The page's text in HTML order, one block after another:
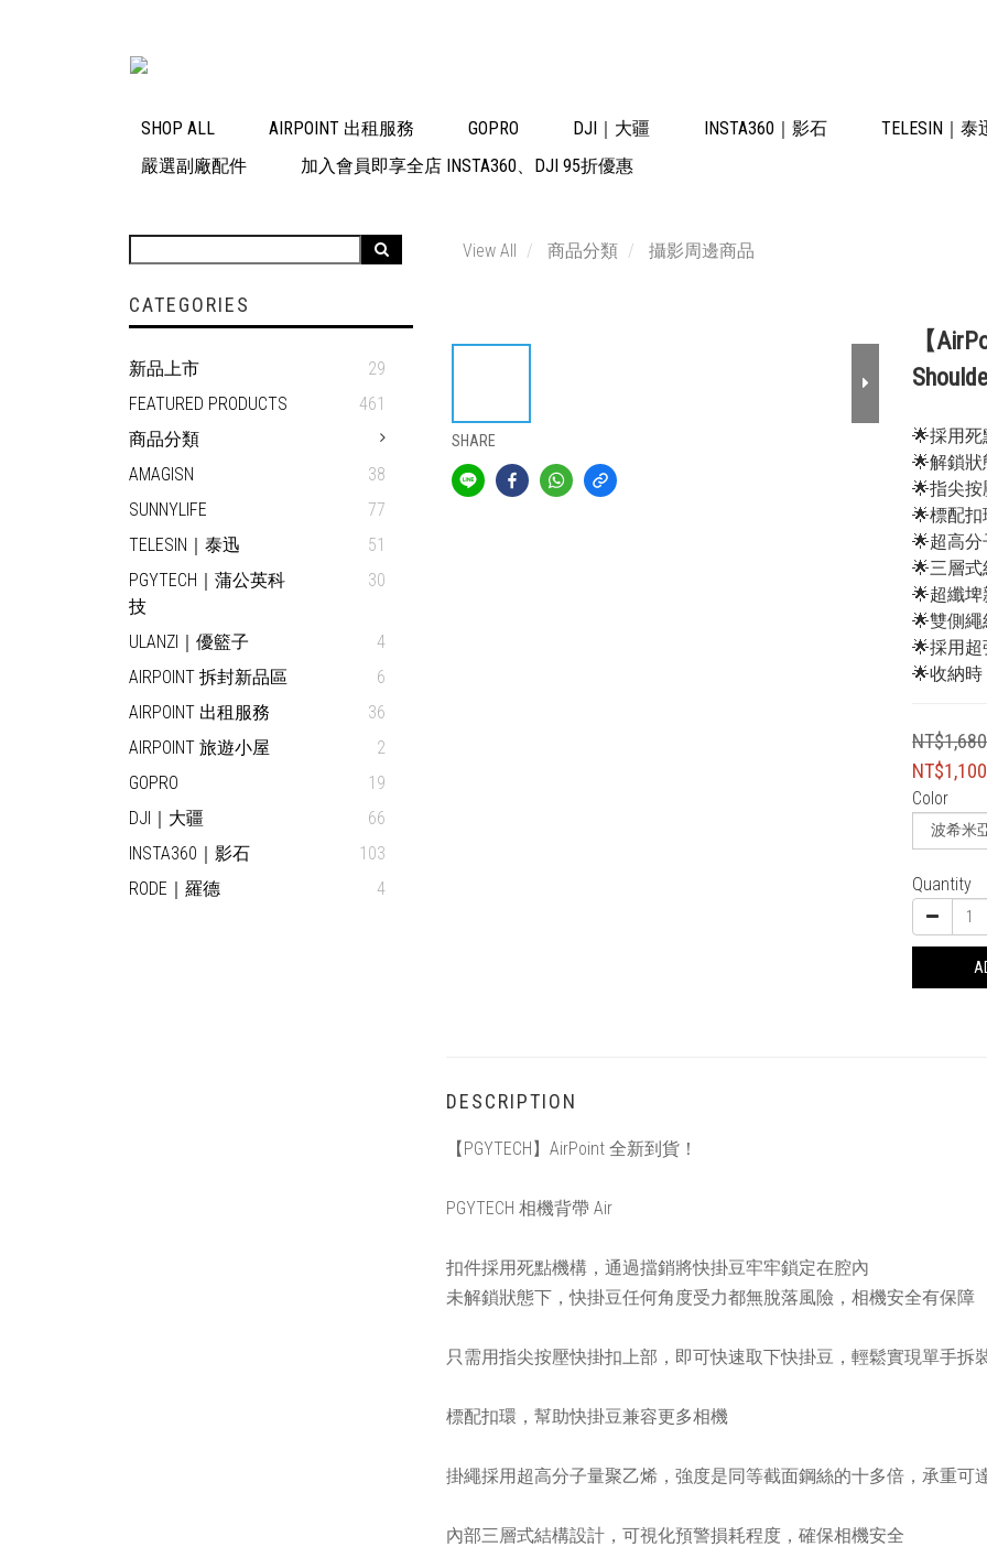
SHOP ALL AIRPOINT 出租服務 GOPRO DJI｜大疆 INSTA360｜影石 TELESIN｜泰
嚴選副廠配件
加入會員即享全店 INSTA360、DJI 95折優惠
CATEGORIES
新品上市
29
FEATURED PRODUCTS
461
商品分類
AMAGISN
38
SUNNYLIFE
77
TELESIN｜泰迅
51
PGYTECH｜蒲公英科
技
30
ULANZI｜優籃子
4
AIRPOINT 拆封新品區
6
AIRPOINT 出租服務
36
AIRPOINT 旅遊小屋
2
GOPRO
19
DJI｜大疆
66
INSTA360｜影石
103
RODE｜羅德
4
View All 商品分類 攝影周邊商品
SHARE
【
🌟採用
🌟解鎖
🌟指尖
🌟標配
🌟超高分
🌟三層
🌟超纖
🌟雙側
🌟採用超
🌟收納
NT$1,680
NT$1,100
Color
Quantity
DESCRIPTION
【PGYTECH】AirPoint 全新到貨！
PGYTECH 相機背帶 Air
扣件採用死點機構，通過擋銷將快掛豆牢牢鎖定在腔內
未解鎖狀態下，快掛豆任何角度受力都無脫落風險，相機安全有保障
只需用指尖按壓快掛扣上部，即可快速取下快掛豆，輕鬆實現單手拆
標配扣環，幫助快掛豆兼容更多相機
掛繩採用超高分子量聚乙烯，強度是同等截面鋼絲的十多倍，承重可
內部三層式結構設計，可視化預警損耗程度，確保相機安全